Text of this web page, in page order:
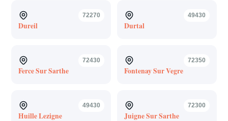
72270
Dureil
49430
Durtal
72430
Ferce Sur Sarthe
72350
Fontenay Sur Vegre
49430
Huille Lezigne
72300
Juigne Sur Sarthe